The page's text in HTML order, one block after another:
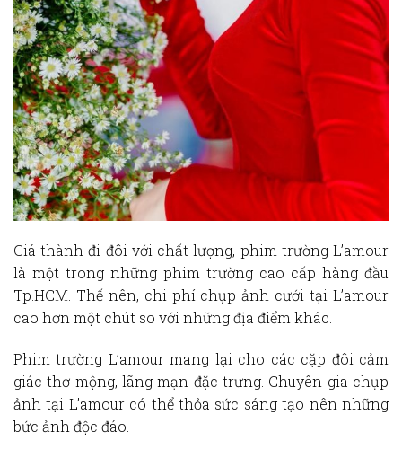
Giá thành đi đôi với chất lượng, phim trường L’amour
là một trong những phim trường cao cấp hàng đầu
Tp.HCM. Thế nên, chi phí chụp ảnh cưới tại L’amour
cao hơn một chút so với những địa điểm khác.
Phim trường L’amour mang lại cho các cặp đôi cảm
giác thơ mộng, lãng mạn đặc trưng. Chuyên gia chụp
ảnh tại L’amour có thể thỏa sức sáng tạo nên những
bức ảnh độc đáo.